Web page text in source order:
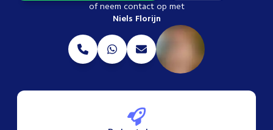
of neem contact op met
Niels Florijn